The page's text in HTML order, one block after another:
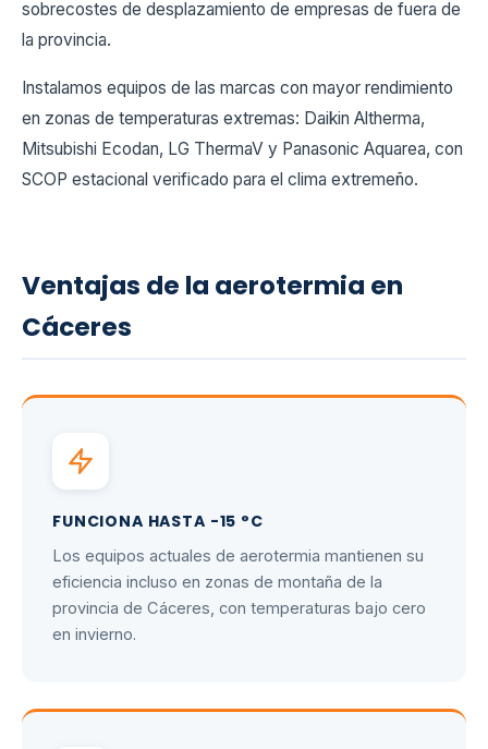
sobrecostes de desplazamiento de empresas de fuera de
la provincia.
Instalamos equipos de las marcas con mayor rendimiento
en zonas de temperaturas extremas: Daikin Altherma,
Mitsubishi Ecodan, LG ThermaV y Panasonic Aquarea, con
SCOP estacional verificado para el clima extremeño.
Ventajas de la aerotermia en
Cáceres
FUNCIONA HASTA -15 °C
Los equipos actuales de aerotermia mantienen su
eficiencia incluso en zonas de montaña de la
provincia de Cáceres, con temperaturas bajo cero
en invierno.